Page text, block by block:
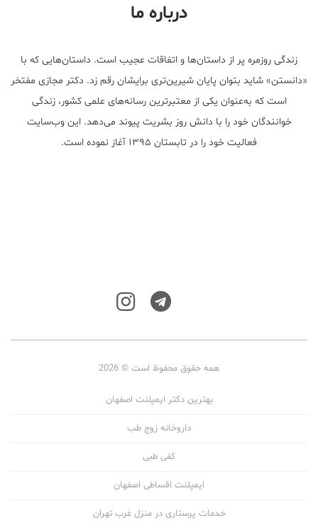
درباره ما
زندگی روزمره پر از داستان‌ها و اتفاقات عجیب است. داستان‌هایی که با
«دانستن» شاید بتوان پایان شیرین‌تری برایشان رقم زد. دکتر مجازی مفتخر
است که به‌عنوان یکی از معتبر‌ترین رسانه‌های علمی کشور، زندگی
خوانندگان خود را با دانش روز بشریت پیوند می‌دهد. این وب‌سایت
فعالیت خود را در تابستان ۱۳۹۵ آغاز نموده است.
همه حقوق محفوظ است © 2026
بهترین دکتر ایمپلنت اصفهان
داروخانه زوج طب
کفی طبی
ایمپلنت اقساطی اصفهان
خدمات پرستاری در منزل غرب تهران